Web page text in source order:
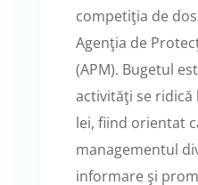
competiţia de
Agenţia de
(APM). Bugetul
activităţi se ridică
lei, fiind orientat
managementul
informare şi